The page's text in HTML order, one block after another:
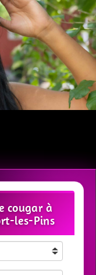
cougar à
les-Pins